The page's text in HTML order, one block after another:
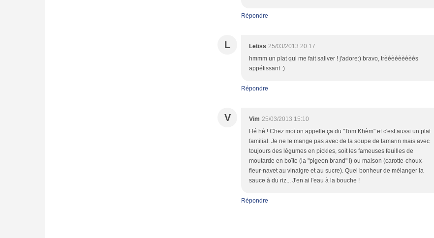
Répondre
L Letiss 25/03/2013 20:17
hmmm un plat qui me fait saliver ! j'adore:) bravo, trèèèèèèèèès
appétissant :)
Répondre
V Vim 25/03/2013 15:10
Hé hé ! Chez moi on appelle ça du "Tom Khèm" et c'est aussi un plat
familial. Je ne le mange pas avec de la soupe de tamarin mais avec
toujours des légumes en pickles, soit les fameuses feuilles de
moutarde en boîte (la "pigeon brand" !) ou maison (carotte-choux-
fleur-navet au vinaigre et au sucre). Quel bonheur de mélanger la
sauce à du riz... J'en ai l'eau à la bouche !
Répondre